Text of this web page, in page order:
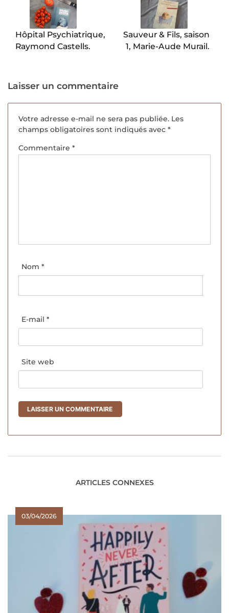
l’article
Hôpital Psychiatrique,
Raymond Castells.
Sauveur & Fils, saison
1, Marie-Aude Murail.
Laisser un commentaire
Votre adresse e-mail ne sera pas publiée. Les
champs obligatoires sont indiqués avec *
Commentaire *
Nom *
E-mail *
Site web
ARTICLES CONNEXES
03/04/2026